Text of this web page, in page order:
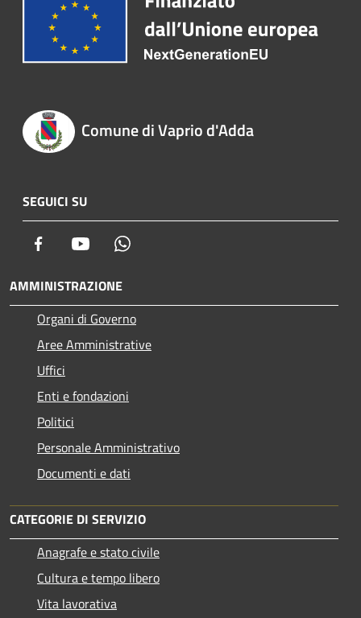
Comune di Vaprio d'Adda
SEGUICI SU
Facebook Youtube
AMMINISTRAZIONE
Organi di Governo
Aree Amministrative
Uffici
Enti e fondazioni
Politici
Personale Amministrativo
Documenti e dati
CATEGORIE DI SERVIZIO
Anagrafe e stato civile
Cultura e tempo libero
Vita lavorativa